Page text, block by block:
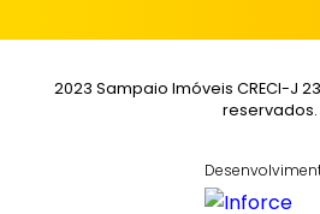
2023 Sampaio Imóveis CRECI-J
reservados.